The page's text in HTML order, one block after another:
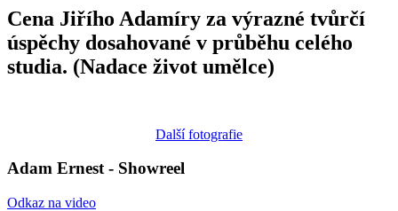
Cena Jiřího Adamíry za výrazné tvůrčí
úspěchy dosahované v průběhu celého
studia. (Nadace život umělce)
Další fotografie
Adam Ernest - Showreel
Odkaz na video